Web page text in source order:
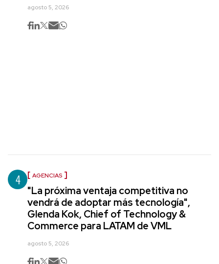
agosto 5, 2026
4 AGENCIAS
"La próxima ventaja competitiva no
vendrá de adoptar más tecnología",
Glenda Kok, Chief of Technology &
Commerce para LATAM de VML
agosto 5, 2026